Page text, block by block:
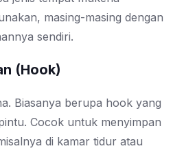
masing-masing dengan
sendiri.
(Hook)
Biasanya berupa hook yang
Cocok untuk menyimpan
di kamar tidur atau